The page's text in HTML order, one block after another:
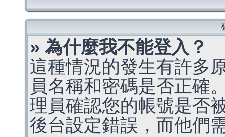
» 為什麼我不能登入？
這種情況的發生有許多
員名稱和密碼是否正確
理員確認您的帳號是否
後台設定錯誤，而他們